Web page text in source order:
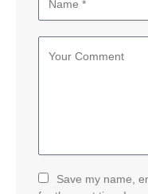
Save my name,